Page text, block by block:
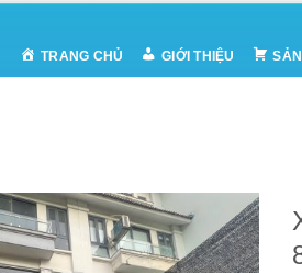
TRANG CHỦ GIỚI THIỆU